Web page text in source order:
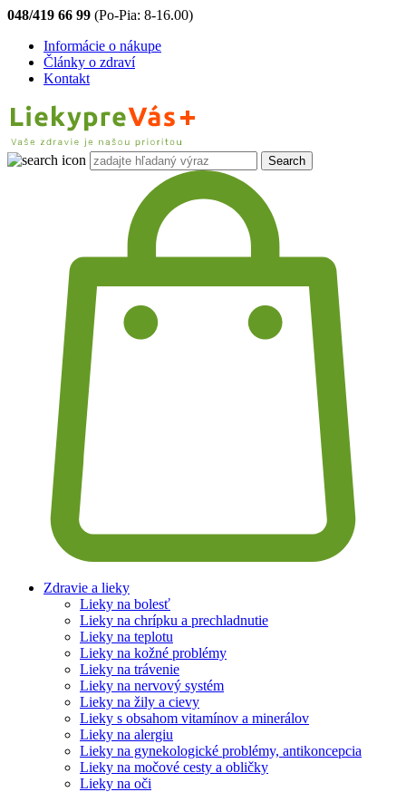
048/419 66 99 (Po-Pia: 8-16.00)
Informácie o nákupe
Články o zdraví
Kontakt
Zdravie a lieky
Lieky na bolesť
Lieky na chrípku a prechladnutie
Lieky na teplotu
Lieky na kožné problémy
Lieky na trávenie
Lieky na nervový systém
Lieky na žily a cievy
Lieky s obsahom vitamínov a minerálov
Lieky na alergiu
Lieky na gynekologické problémy, antikoncepcia
Lieky na močové cesty a obličky
Lieky na oči